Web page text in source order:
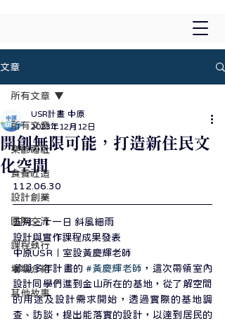
文章
所有文章
樂齡福祉
食養社造
設計創業
國際交流
課程執行
場域介紹
其他故事
所有文章
開創無限可能，打造新住民文
化空間
USR計畫 中原
2023年12月12日
112.06.30
五月三十一日 斜風細雨
設計與實作課程成果發表
中原USR｜室設黃慶輝老師
參與多年計畫的 #黃慶輝老師 ，這次帶領室內
設計同學們進到金山所在的基地，從了解空間
的用途及設計需求開始，透過實際的基地調
查、訪談，提出能落實的設計，以達到居民的